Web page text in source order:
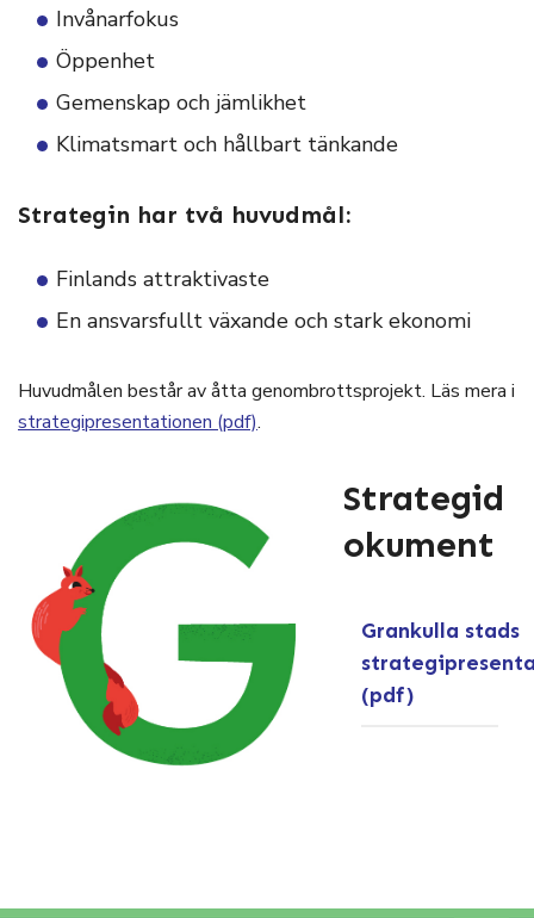
Invånarfokus
Öppenhet
Gemenskap och jämlikhet
Klimatsmart och hållbart tänkande
Strategin har två huvudmål:
Finlands attraktivaste
En ansvarsfullt växande och stark ekonomi
Huvudmålen består av åtta genombrottsprojekt. Läs mera i
strategipresentationen (pdf).
Strategid
okument
Grankulla stads
(pdf)